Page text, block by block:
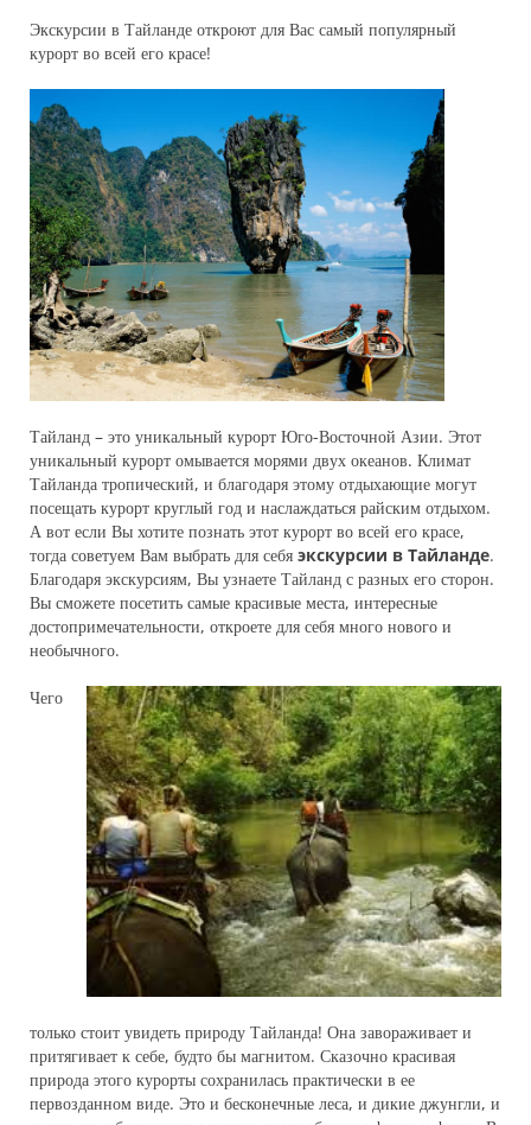
Экскурсии в Тайланде откроют для Вас самый популярный
курорт во всей его красе!
Тайланд – это уникальный курорт Юго-Восточной Азии. Этот
уникальный курорт омывается морями двух океанов. Климат
Тайланда тропический, и благодаря этому отдыхающие могут
посещать курорт круглый год и наслаждаться райским отдыхом.
А вот если Вы хотите познать этот курорт во всей его красе,
тогда советуем Вам выбрать для себя экскурсии в Тайланде.
Благодаря экскурсиям, Вы узнаете Тайланд с разных его сторон.
Вы сможете посетить самые красивые места, интересные
достопримечательности, откроете для себя много нового и
необычного.
Чего
только стоит увидеть природу Тайланда! Она завораживает и
притягивает к себе, будто бы магнитом. Сказочно красивая
природа этого курорты сохранилась практически в ее
первозданном виде. Это и бесконечные леса, и дикие джунгли, и